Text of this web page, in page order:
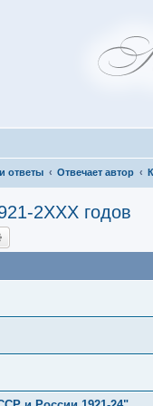
ответы Отвечает автор
2ХХХ годов